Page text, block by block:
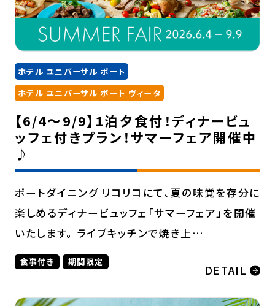
ホテル ユニバーサル ポート
ホテル ユニバーサル ポート ヴィータ
【6/4～9/9】1泊夕食付！ディナービュ
ッフェ付きプラン！サマーフェア開催中
♪
ポートダイニング リコリコにて、夏の味覚を存分に
楽しめるディナービュッフェ「サマーフェア」を開催
いたします。 ライブキッチンで焼き上…
食事付き 期間限定
DETAIL